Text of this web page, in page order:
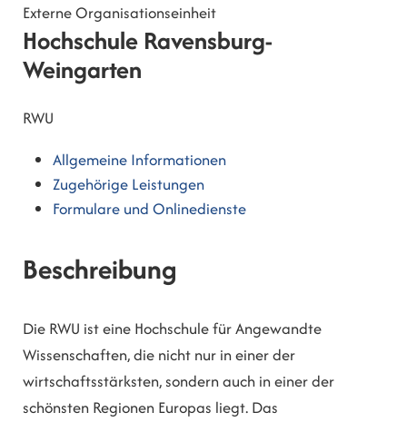
Externe Organisationseinheit
Hochschule Ravensburg-
Weingarten
RWU
Allgemeine Informationen
Zugehörige Leistungen
Formulare und Onlinedienste
Beschreibung
Die RWU ist eine Hochschule für Angewandte
Wissenschaften, die nicht nur in einer der
wirtschaftsstärksten, sondern auch in einer der
schönsten Regionen Europas liegt. Das